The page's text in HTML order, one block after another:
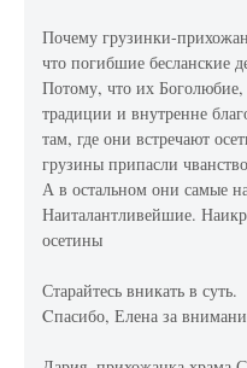
Почему грузинки-
что погибшие бесланские
Потому, что их Боголюбие,
традиции и внутренне
там, где они встречают
грузины припасли
А в остальном они самые
Наиталантливейшие.
осетины
Старайтесь вникать в суть.
Cпасибо, Елена за